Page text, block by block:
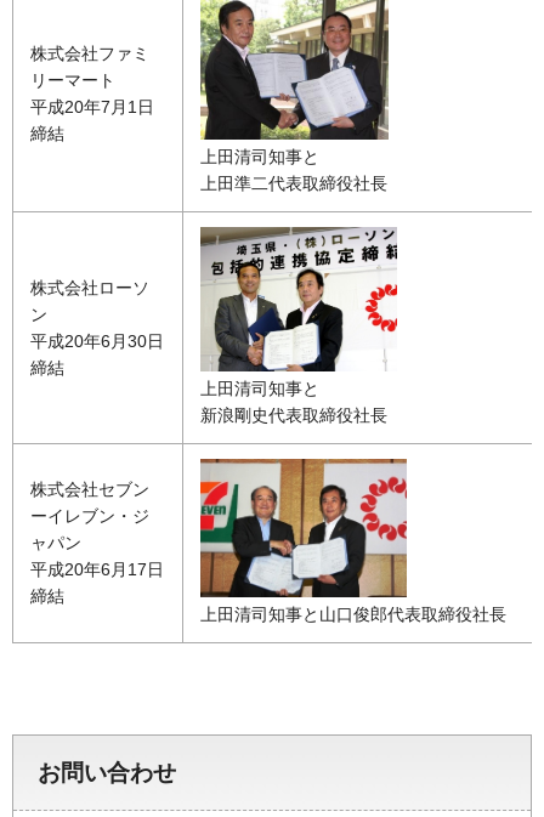
株式会社ファミ
リーマート
平成20年7月1日
締結
上田清司知事と
上田準二代表取締役社長
株式会社ローソ
ン
平成20年6月30日
締結
上田清司知事と
新浪剛史代表取締役社長
株式会社セブン
ーイレブン・ジ
ャパン
平成20年6月17日
締結
上田清司知事と山口俊郎代表取締役社長
お問い合わせ